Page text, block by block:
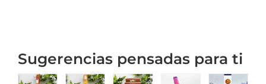
Sugerencias pensadas para ti